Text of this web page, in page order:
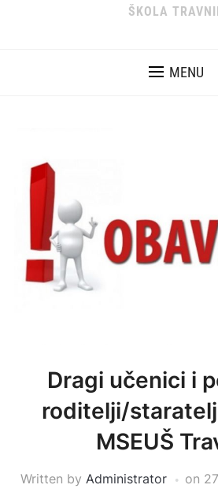
ŠKOLA
MENU
Dragi učenici i
roditelji/
MSEUŠ
Written by Administrator on